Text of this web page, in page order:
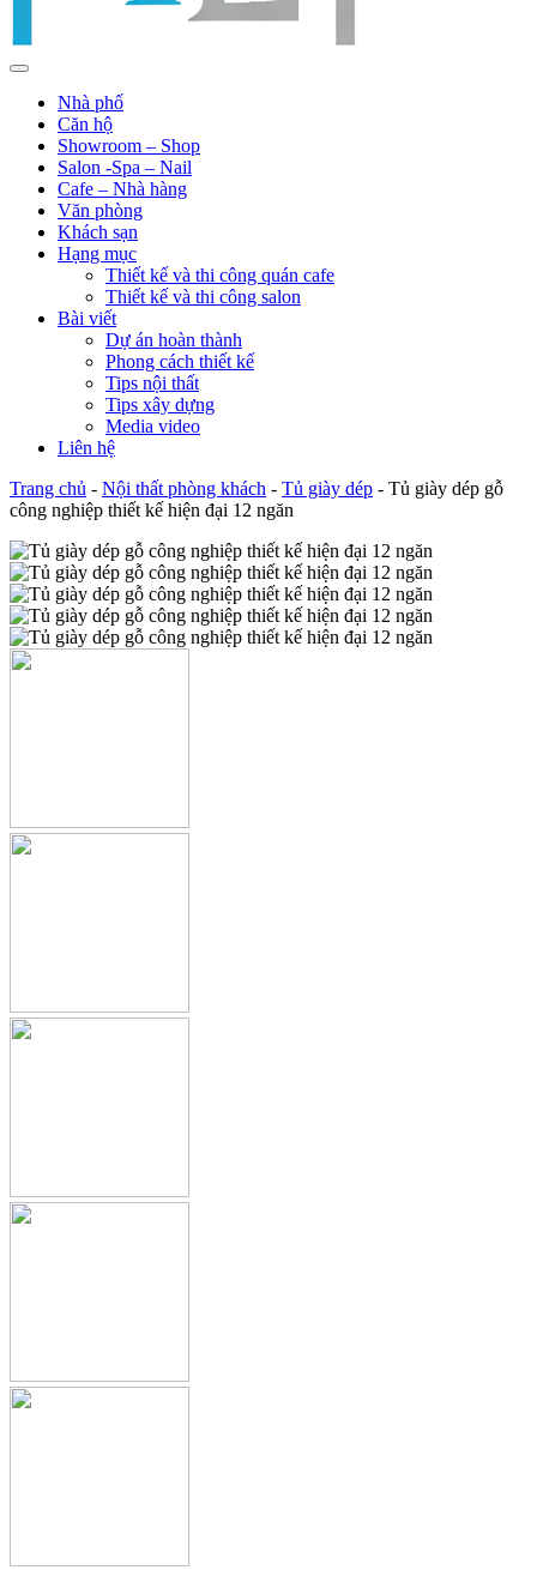
Nhà phố
Căn hộ
Showroom – Shop
Salon -Spa – Nail
Cafe – Nhà hàng
Văn phòng
Khách sạn
Hạng mục
Thiết kế và thi công quán cafe
Thiết kế và thi công salon
Bài viết
Dự án hoàn thành
Phong cách thiết kế
Tips nội thất
Tips xây dựng
Media video
Liên hệ
Trang chủ - Nội thất phòng khách - Tủ giày dép - Tủ giày dép gỗ
công nghiệp thiết kế hiện đại 12 ngăn